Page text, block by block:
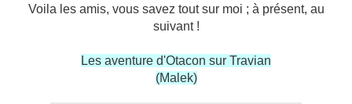
Voila les amis, vous savez tout sur moi ; à présent, au
suivant !
Les aventure d'Otacon sur Travian
(Malek)